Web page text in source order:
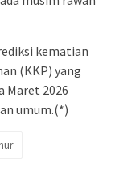
kematian
(KKP) yang
Maret 2026
umum.(*)